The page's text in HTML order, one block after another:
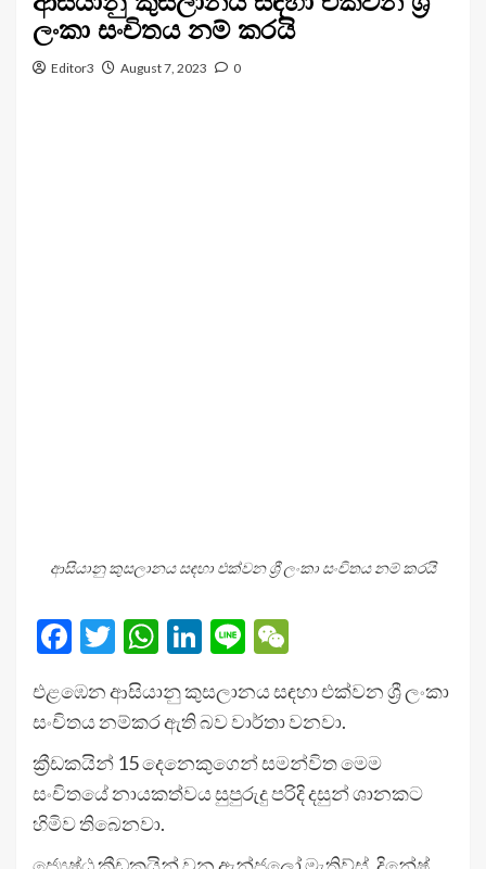
ලංකා සංචිතය නම් කරයි
Editor3 August 7, 2023 0
ආසියානු කුසලානය සඳහා එක්වන ශ්‍රී ලංකා සංචිතය නම් කරයි
Facebook
Twitter
WhatsApp
LinkedIn
Line
එළඹෙන ආසියානු කුසලානය සඳහා එක්වන ශ්‍රී ලංකා
සංචිතය නම්කර ඇති බව වාර්තා වනවා.
ක්‍රීඩකයින් 15 දෙනෙකුගෙන් සමන්විත මෙම
සංචිතයේ නායකත්වය සුපුරුදු පරිදි දසුන් ශානකට
හිමිව තිබෙනවා.